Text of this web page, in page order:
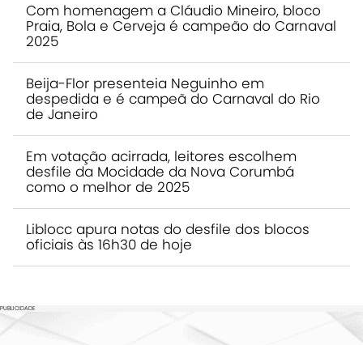
Com homenagem a Cláudio Mineiro, bloco
Praia, Bola e Cerveja é campeão do Carnaval
2025
Beija-Flor presenteia Neguinho em
despedida e é campeã do Carnaval do Rio
de Janeiro
Em votação acirrada, leitores escolhem
desfile da Mocidade da Nova Corumbá
como o melhor de 2025
Liblocc apura notas do desfile dos blocos
oficiais às 16h30 de hoje
PUBLICIDADE